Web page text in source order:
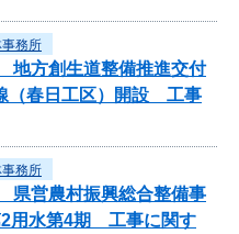
務所
地方創生道整備推進交付
（春日工区）開設 工事
務所
県営農村振興総合整備事
水第4期 工事に関す